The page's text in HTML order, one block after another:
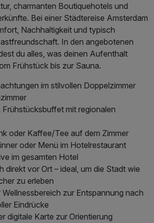
charmanten Boutiquehotels und
Bei einer Städtereise Amsterdam
Nachhaltigkeit und typisch
In den angebotenen
du alles, was deinen Aufenthalt
Frühstück bis zur Sauna.
im stilvollen Doppelzimmer
Frühstücksbuffet mit regionalen
oder Kaffee/Tee auf dem Zimmer
oder Menü im Hotelrestaurant
im gesamten Hotel
direkt vor Ort – ideal, um die Stadt wie
zu erleben
zur Entspannung nach
Eindrücke
digitale Karte zur Orientierung